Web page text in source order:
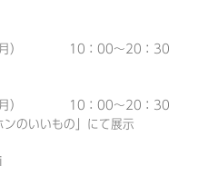
月） 10：00～20：30
月） 10：00～20：30
のいいもの」にて展示